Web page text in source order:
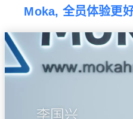
Moka, 全员体验更